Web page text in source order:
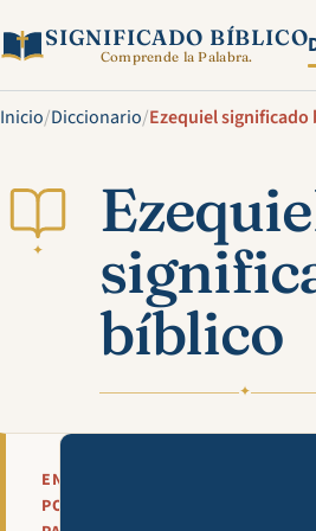
SIGNIFICADO BÍBLICO
Comprende la Palabra.
Inicio/Diccionario/Ezequiel significado
✦
bíblico
✦
EN
POCAS
Mira esta